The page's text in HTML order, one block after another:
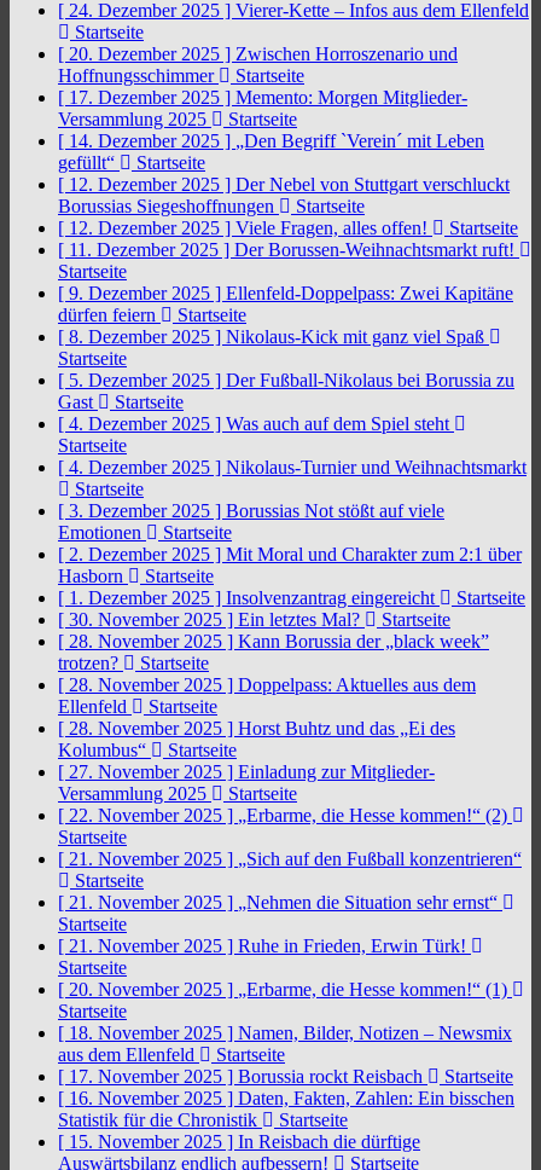
[ 24. Dezember 2025 ] Vierer-Kette – Infos aus dem Ellenfeld
Startseite
[ 20. Dezember 2025 ] Zwischen Horroszenario und
Hoffnungsschimmer
Startseite
[ 17. Dezember 2025 ] Memento: Morgen Mitglieder-
Versammlung 2025
Startseite
[ 14. Dezember 2025 ] „Den Begriff `Verein´ mit Leben
gefüllt“
Startseite
[ 12. Dezember 2025 ] Der Nebel von Stuttgart verschluckt
Borussias Siegeshoffnungen
Startseite
[ 12. Dezember 2025 ] Viele Fragen, alles offen!
Startseite
[ 11. Dezember 2025 ] Der Borussen-Weihnachtsmarkt ruft!
Startseite
[ 9. Dezember 2025 ] Ellenfeld-Doppelpass: Zwei Kapitäne
dürfen feiern
Startseite
[ 8. Dezember 2025 ] Nikolaus-Kick mit ganz viel Spaß
Startseite
[ 5. Dezember 2025 ] Der Fußball-Nikolaus bei Borussia zu
Gast
Startseite
[ 4. Dezember 2025 ] Was auch auf dem Spiel steht
Startseite
[ 4. Dezember 2025 ] Nikolaus-Turnier und Weihnachtsmarkt
Startseite
[ 3. Dezember 2025 ] Borussias Not stößt auf viele
Emotionen
Startseite
[ 2. Dezember 2025 ] Mit Moral und Charakter zum 2:1 über
Hasborn
Startseite
[ 1. Dezember 2025 ] Insolvenzantrag eingereicht
Startseite
[ 30. November 2025 ] Ein letztes Mal?
Startseite
[ 28. November 2025 ] Kann Borussia der „black week”
trotzen?
Startseite
[ 28. November 2025 ] Doppelpass: Aktuelles aus dem
Ellenfeld
Startseite
[ 28. November 2025 ] Horst Buhtz und das „Ei des
Kolumbus“
Startseite
[ 27. November 2025 ] Einladung zur Mitglieder-
Versammlung 2025
Startseite
[ 22. November 2025 ] „Erbarme, die Hesse kommen!“ (2)
Startseite
[ 21. November 2025 ] „Sich auf den Fußball konzentrieren“
Startseite
[ 21. November 2025 ] „Nehmen die Situation sehr ernst“
Startseite
[ 21. November 2025 ] Ruhe in Frieden, Erwin Türk!
Startseite
[ 20. November 2025 ] „Erbarme, die Hesse kommen!“ (1)
Startseite
[ 18. November 2025 ] Namen, Bilder, Notizen – Newsmix
aus dem Ellenfeld
Startseite
[ 17. November 2025 ] Borussia rockt Reisbach
Startseite
[ 16. November 2025 ] Daten, Fakten, Zahlen: Ein bisschen
Statistik für die Chronistik
Startseite
[ 15. November 2025 ] In Reisbach die dürftige
Auswärtsbilanz endlich aufbessern!
Startseite